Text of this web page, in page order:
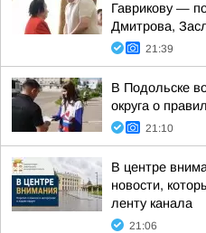
Гаврикову —
Дмитрова,
21:39
В Подольске
округа о
21:10
В центре
новости,
ленту канала
21:06